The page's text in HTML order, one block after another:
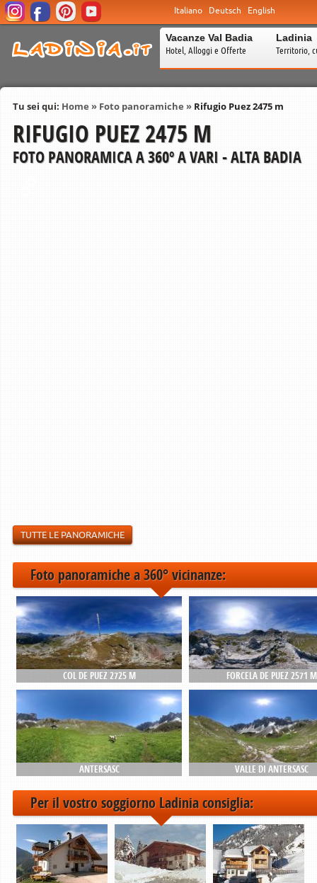
Italiano Deutsch English
Vacanze Val Badia
Hotel, Alloggi e Offerte
Ladinia
Territorio,
Tu sei qui: Home» Foto panoramiche » Rifugio Puez 2475 m
RIFUGIO PUEZ 2475 M
FOTO PANORAMICA A 360º A VARI - ALTA BADIA
TUTTE LE PANORAMICHE
Foto panoramiche a 360° vicinanze:
COL DE PUEZ 2725 M FORCELA DE PUEZ 2571 M
ANTERSASC VALLE DI ANTERSASC
Per il vostro soggiorno Ladinia consiglia: